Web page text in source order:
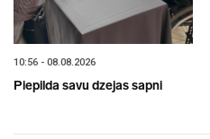
10:56 - 08.08.2026
Piepilda savu dzejas sapni